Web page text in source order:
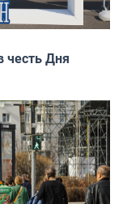
честь Дня